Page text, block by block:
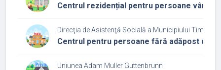
Centrul rezidențial pentru persoane
Direcţia de Asistenţă Socială a Municipiului
Centrul pentru persoane fără adăpost din
Uniunea Adam Muller Guttenbrunn